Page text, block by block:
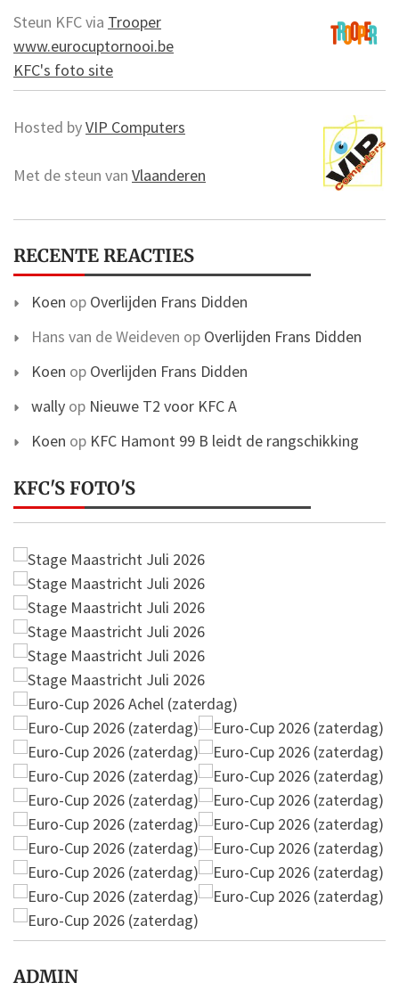
Steun KFC via Trooper
www.eurocuptornooi.be
KFC's foto site
Hosted byVIP Computers
Met de steun van Vlaanderen
RECENTE REACTIES
Koen op Overlijden Frans Didden
Hans van de Weideven op Overlijden Frans Didden
Koen op Overlijden Frans Didden
wally op Nieuwe T2 voor KFC A
Koen op KFC Hamont 99 B leidt de rangschikking
KFC'S FOTO'S
ADMIN